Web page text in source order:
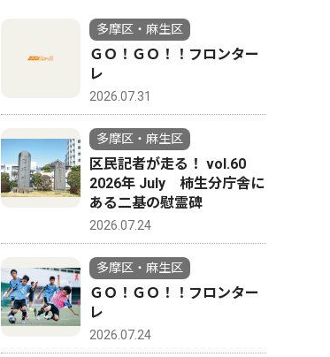
4
多摩区・麻生区
多摩図書館 専修大生のおす
多摩区・麻生区
ＧＯ！ＧＯ！！フロンター
レ
2026.07.31
多摩区・麻生区
区民記者が走る！ vol.60
2026年 July 柿生分庁舎に
ある二基の慰霊碑
2026.07.24
多摩区・麻生区
ＧＯ！ＧＯ！！フロンター
レ
2026.07.24